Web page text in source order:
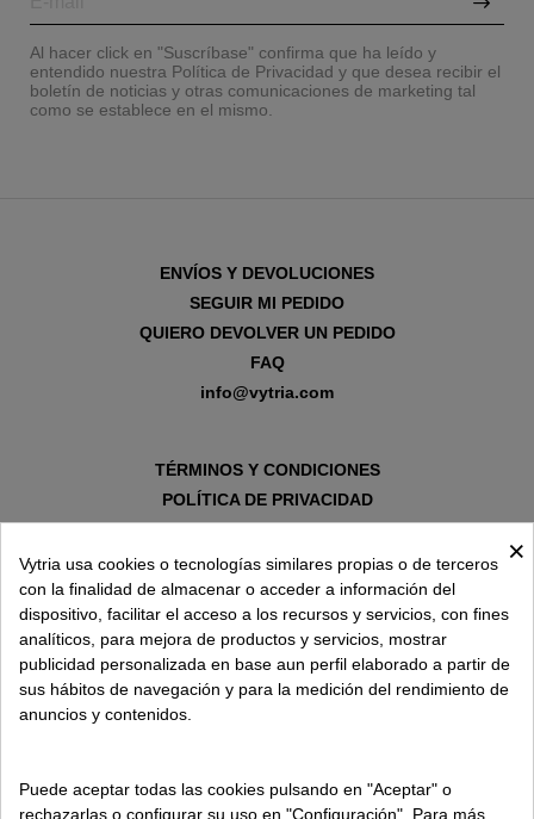
Al hacer click en "Suscríbase" confirma que ha leído y
entendido nuestra Política de Privacidad y que desea recibir el
boletín de noticias y otras comunicaciones de marketing tal
como se establece en el mismo.
ENVÍOS Y DEVOLUCIONES
SEGUIR MI PEDIDO
QUIERO DEVOLVER UN PEDIDO
FAQ
info@vytria.com
TÉRMINOS Y CONDICIONES
POLÍTICA DE PRIVACIDAD
AVISO LEGAL
POLÍTICA DE COOKIES
SOBRE VYTRIA
×
Vytria usa cookies o tecnologías similares propias o de terceros
con la finalidad de almacenar o acceder a información del
dispositivo, facilitar el acceso a los recursos y servicios, con fines
analíticos, para mejora de productos y servicios, mostrar
publicidad personalizada en base aun perfil elaborado a partir de
sus hábitos de navegación y para la medición del rendimiento de
anuncios y contenidos.
Puede aceptar todas las cookies pulsando en "Aceptar" o
rechazarlas o configurar su uso en "Configuración". Para más